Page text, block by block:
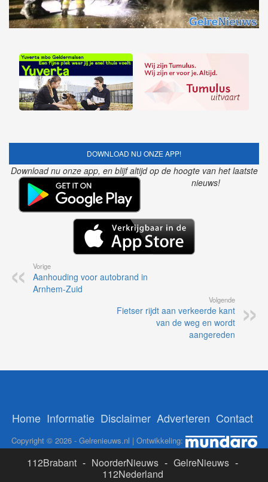
DOWNLOAD NU ONZE APP!
Download nu onze app, en blijf altijd op de hoogte van het laatste
nieuws!
Vorige
Aanhouding voor autobrand in
Arnhem-Zuid
Volgende
Fietser rijdt aan verkeerde kant
van de weg en wordt
aangereden
Home Informatie Disclaimer Adverteren Contact
Copyright © 2026 - Gelrenieuws.nl | Ontwikkeling:
112Brabant - NoorderNieuws - GelreNieuws -
112Nederland